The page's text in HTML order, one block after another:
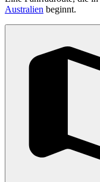
Australien beginnt.